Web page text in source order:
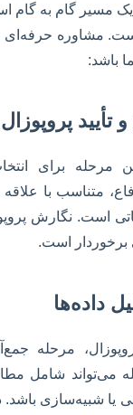
یک مسیر گام به
مشاوره حرفه‌ای
باشد:
مرحله برای
متناسب با
است. نگارش
برخوردار است.
مرحله
می‌تواند شامل
یا شبیه‌سازی باشد.